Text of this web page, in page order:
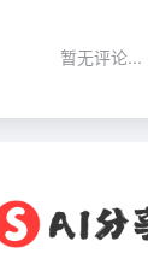
暂无评论...